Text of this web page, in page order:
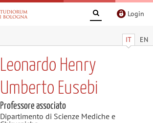
Login
IT EN
Leonardo Henry
Umberto Eusebi
Professore associato
Dipartimento di Scienze Mediche e